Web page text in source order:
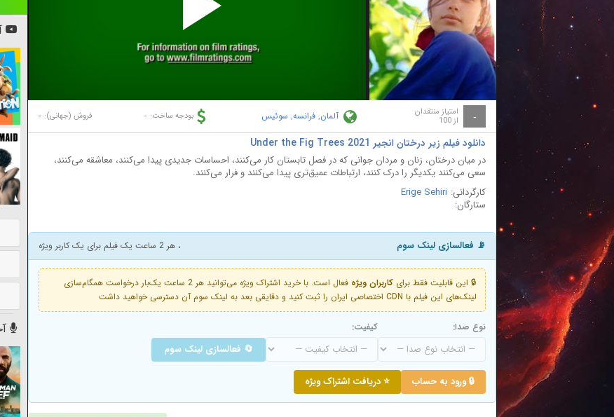
Play
Video
- امتیاز منتقدان
از 100 آلمان, فرانسه, سوئیس بودجه ساخت: - فروش (جهانی): -
دانلود فیلم زیر درختان انجیر Under the Fig Trees 2021
در میان درختان، زنان و مردان جوانی که در فصل تابستان کار می‌کنند، احساسات جدیدی پیدا می‌کنند، معاشقه می‌کنند،
سعی می‌کنند یکدیگر را درک کنند، ارتباطات عمیق‌تری پیدا می‌کنند و فرار می‌کنند.
کارگردانی: Erige Sehiri
ستارگان:
📡 فعالسازی لینک سوم ، هر 2 ساعت یک فیلم برای یک کاربر ویژه
🔒 این قابلیت فقط برای کاربران ویژه
فعال است. با خرید اشتراک ویژه می‌توانید هر 2 ساعت یک‌بار درخواست همگام‌سازی
لینک‌های این فیلم با CDN اختصاصی ایران را ثبت کنید و دقایقی بعد به لینک سوم آن دسترسی خواهید داشت
نوع صدا: کیفیت:
🔄 فعالسازی لینک سوم
🔒 ورود به حساب ⭐ دریافت اشتراک ویژه